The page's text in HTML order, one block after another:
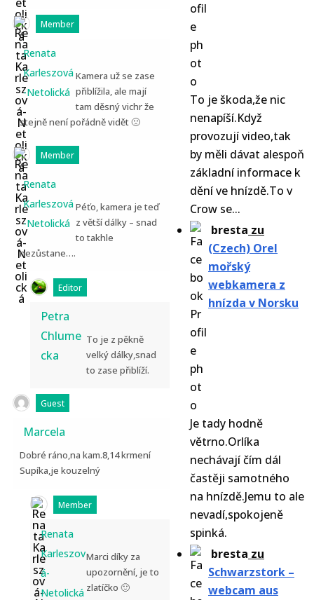
To je škoda,že nic
nenapíší.Když
provozují video,tak
by měli dávat alespoň
základní informace k
dění ve hnízdě.To v
Crow se...
bresta zu
(Czech) Orel
mořský
webkamera z
hnízda v Norsku
Je tady hodně
větrno.Orlíka
nechávají čím dál
častěji samotného
na hnízdě.Jemu to ale
nevadí,spokojeně
spinká.
bresta zu
Schwarzstork –
webcam aus
Member
Renata
Karleszová
-Netolická
Kamera už se zase
přiblížila, ale mají
tam děsný vichr že
stejně není pořádně vidět 🙁
Member
Renata
Karleszová
-Netolická
Péťo, kamera je teď
z větší dálky – snad
to takhle
nezůstane….
Editor
Petra
Chlume
cka
To je z pěkně
velký dálky,snad
to zase přiblíží.
Guest
Marcela
Dobré ráno,na kam.8,14 krmení
Supíka,je kouzelný
Member
Renata
Karleszov
á-
Netolická
Marci díky za
upozornění, je to
zlatíčko 🙂